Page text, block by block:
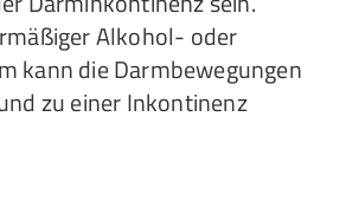
Alkohol- oder
kann die Darmbewegungen
zu einer Inkontinenz